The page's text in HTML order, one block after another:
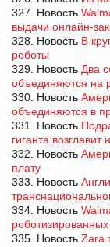
327. Новость
выдачи онлайн-
328. Новость В
роботы
329. Новость Два
объединяются на
330. Новость
объединяются в
331. Новость
гиганта
332. Новость
плату
333. Новость
334. Новость
335. Новость Zara